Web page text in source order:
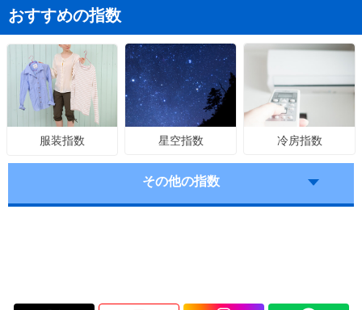
おすすめの指数
服装指数 星空指数 冷房指数
その他の指数